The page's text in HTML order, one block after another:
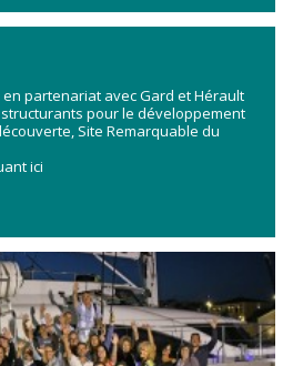
en partenariat avec Gard et Hérault
pour le développement
Site Remarquable du
ici